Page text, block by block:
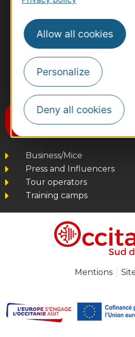
Allow all cookies
Personalize
Deny all cookies
Subscribe to the
Destination
Business/Mice
Press and Influencers
Tour operators
Training camps
Mentions